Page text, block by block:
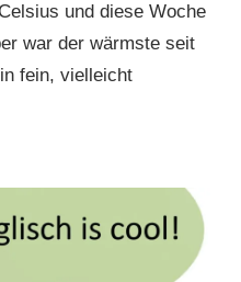
und diese Woche
war der wärmste seit
fein, vielleicht